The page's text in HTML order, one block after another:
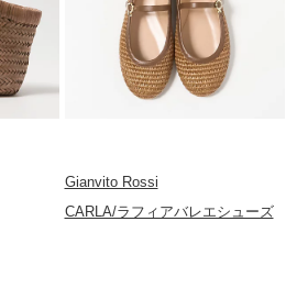
Gianvito Rossi
CARLA/ラフィアバレエシューズ